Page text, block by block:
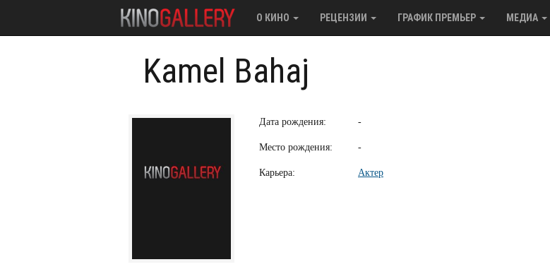
О КИНО РЕЦЕНЗИИ ГРАФИК ПРЕМЬЕР МЕДИА
Kamel Bahaj
Дата рождения: -
Место рождения: -
Карьера: Актер